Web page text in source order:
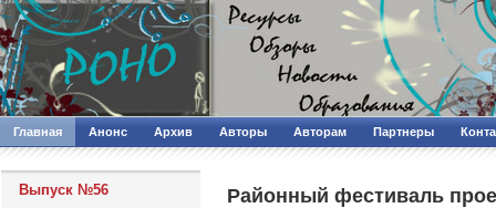
Главная Анонс Архив Авторы Авторам Партнеры
Выпуск №56 Районный фестиваль